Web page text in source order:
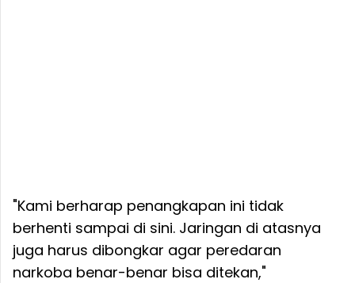
"Kami berharap penangkapan ini tidak
berhenti sampai di sini. Jaringan di atasnya
juga harus dibongkar agar peredaran
narkoba benar-benar bisa ditekan,"